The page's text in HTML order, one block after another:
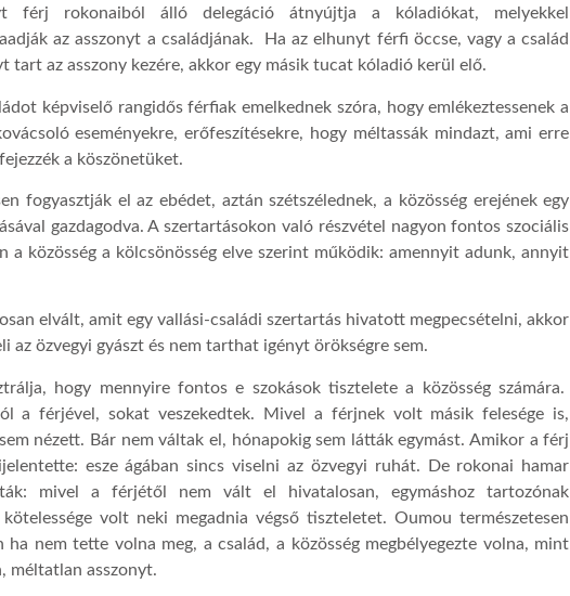
férj rokonaiból álló delegáció átnyújtja a kóladiókat, melyekkel
az asszonyt a családjának. Ha az elhunyt férfi öccse, vagy a család
tart az asszony kezére, akkor egy másik tucat kóladió kerül elő.
képviselő rangidős férfiak emelkednek szóra, hogy emlékeztessenek a
eseményekre, erőfeszítésekre, hogy méltassák mindazt, ami erre
a köszönetüket.
fogyasztják el az ebédet, aztán szétszélednek, a közösség erejének egy
gazdagodva. A szertartásokon való részvétel nagyon fontos szociális
a közösség a kölcsönösség elve szerint működik: amennyit adunk, annyit
elvált, amit egy vallási-családi szertartás hivatott megpecsételni, akkor
az özvegyi gyászt és nem tarthat igényt örökségre sem.
hogy mennyire fontos e szokások tisztelete a közösség számára.
a férjével, sokat veszekedtek. Mivel a férjnek volt másik felesége is,
nézett. Bár nem váltak el, hónapokig sem látták egymást. Amikor a férj
esze ágában sincs viselni az özvegyi ruhát. De rokonai hamar
mivel a férjétől nem vált el hivatalosan, egymáshoz tartozónak
volt neki megadnia végső tiszteletet. Oumou természetesen
ha nem tette volna meg, a család, a közösség megbélyegezte volna, mint
méltatlan asszonyt.